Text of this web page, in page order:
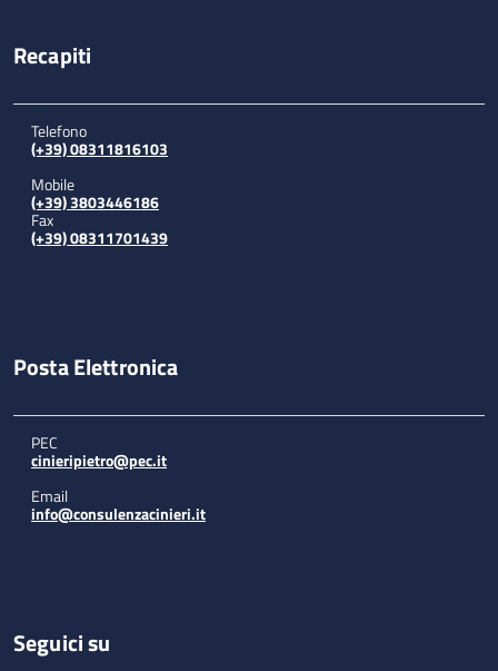
Recapiti
Telefono
(+39) 08311816103
Mobile
(+39) 3803446186
Fax
(+39) 08311701439
Posta Elettronica
PEC
cinieripietro@pec.it
Email
info@consulenzacinieri.it
Seguici su